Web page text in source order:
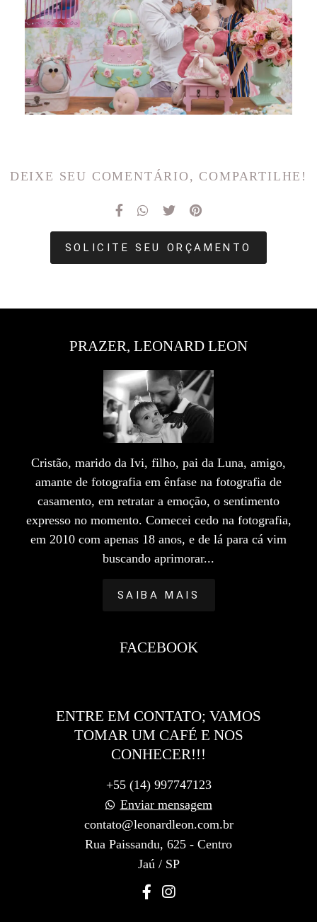
DEIXE SEU COMENTÁRIO, COMPARTILHE!
SOLICITE SEU ORÇAMENTO
PRAZER, LEONARD LEON
Cristão, marido da Ivi, filho, pai da Luna, amigo,
amante de fotografia em ênfase na fotografia de
casamento, em retratar a emoção, o sentimento
expresso no momento. Comecei cedo na fotografia,
em 2010 com apenas 18 anos, e de lá para cá vim
buscando aprimorar...
SAIBA MAIS
FACEBOOK
ENTRE EM CONTATO; VAMOS
TOMAR UM CAFÉ E NOS
CONHECER!!!
+55 (14) 997747123
Enviar mensagem
contato@leonardleon.com.br
Rua Paissandu, 625 - Centro
Jaú / SP